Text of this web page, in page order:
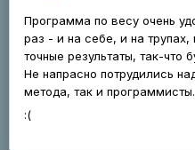
Программа по весу очень
раз - и на себе, и на трупах,
точные результаты, так-что
Не напрасно потрудились
метода, так и программисты.
:(